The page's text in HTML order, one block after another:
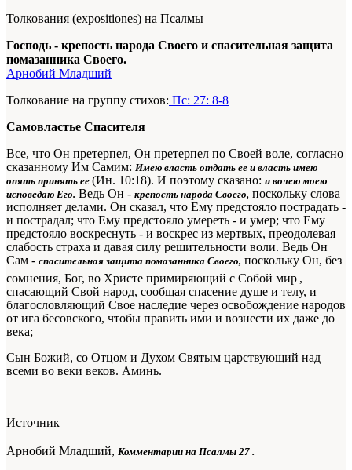
Толкования (expositiones) на Псалмы
Господь - крепость народа Своего и спасительная защита
помазанника Своего.
Арнобий Младший
Толкование на группу стихов: Пс: 27: 8-8
Самовластье Спасителя
Все, что Он претерпел, Он претерпел по Своей воле, согласно
сказанному Им Самим: Имею власть отдать ее и власть имею
опять принять ее (Ин. 10:18). И поэтому сказано: и волею моею
исповедаю Его. Ведь Он - крепость народа Своего, поскольку слова
исполняет делами. Он сказал, что Ему предстояло пострадать -
и пострадал; что Ему предстояло умереть - и умер; что Ему
предстояло воскреснуть - и воскрес из мертвых, преодолевая
слабость страха и давая силу решительности воли. Ведь Он
Сам - спасительная защита помазанника Своего, поскольку Он, без
сомнения, Бог, во Христе примиряющий с Собой мир ,
спасающий Свой народ, сообщая спасение душе и телу, и
благословляющий Свое наследие через освобождение народов
от ига бесовского, чтобы править ими и вознести их даже до
века;
Сын Божий, со Отцом и Духом Святым царствующий над
всеми во веки веков. Аминь.
Источник
Арнобий Младший, Комментарии на Псалмы 27 .